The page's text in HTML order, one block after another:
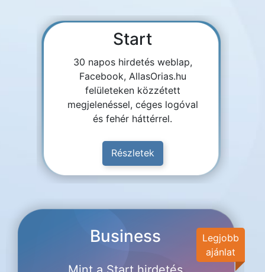
Start
30 napos hirdetés weblap,
Facebook, AllasOrias.hu
felületeken közzétett
megjelenéssel, céges logóval
és fehér háttérrel.
Részletek
Legjobb
ajánlat
Business